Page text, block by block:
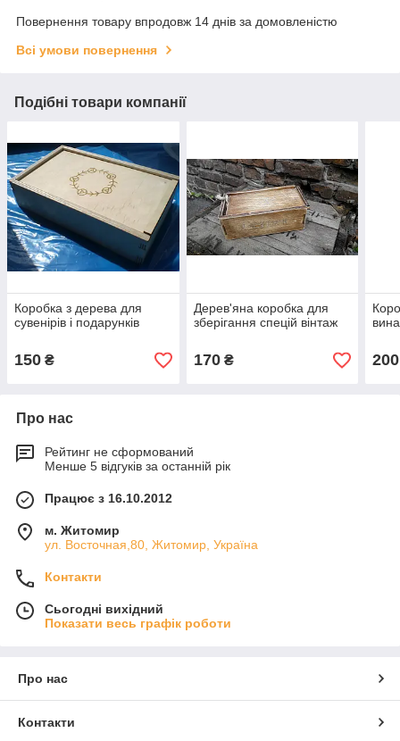
Повернення товару впродовж 14 днів за домовленістю
Всі умови повернення
Подібні товари компанії
Коробка з дерева для
сувенірів і подарунків
150 ₴
Дерев'яна коробка для
зберігання спецій вінтаж
170₴ 200
Про нас
Рейтинг не сформований
Менше 5 відгуків за останній рік
Працює з 16.10.2012
м. Житомир
ул. Восточная,80, Житомир, Україна
Контакти
Сьогодні вихідний
Показати весь графік роботи
Про нас
Контакти